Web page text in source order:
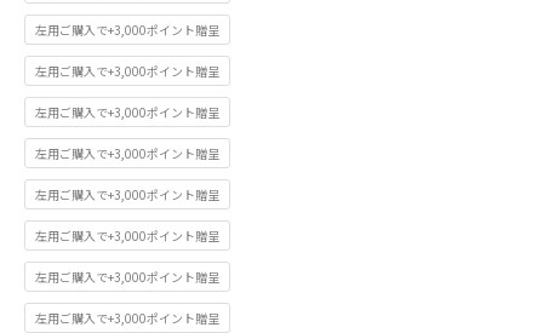
左用ご購入で+3,000ポイント贈呈
左用ご購入で+3,000ポイント贈呈
左用ご購入で+3,000ポイント贈呈
左用ご購入で+3,000ポイント贈呈
左用ご購入で+3,000ポイント贈呈
左用ご購入で+3,000ポイント贈呈
左用ご購入で+3,000ポイント贈呈
左用ご購入で+3,000ポイント贈呈